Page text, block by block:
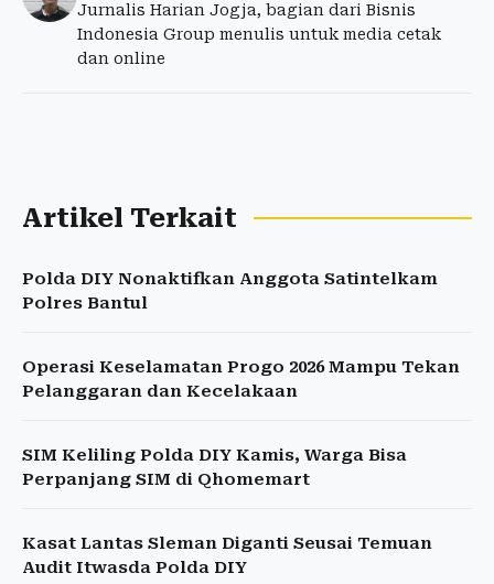
Jurnalis Harian Jogja, bagian dari Bisnis
Indonesia Group menulis untuk media cetak
dan online
Artikel Terkait
Polda DIY Nonaktifkan Anggota Satintelkam
Polres Bantul
Operasi Keselamatan Progo 2026 Mampu Tekan
Pelanggaran dan Kecelakaan
SIM Keliling Polda DIY Kamis, Warga Bisa
Perpanjang SIM di Qhomemart
Kasat Lantas Sleman Diganti Seusai Temuan
Audit Itwasda Polda DIY